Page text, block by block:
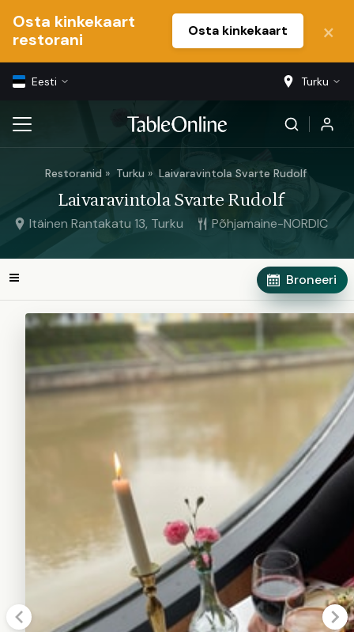
Osta kinkekaart
restorani
Osta kinkekaart
Eesti Turku
Restoranid Turku Laivaravintola Svarte Rudolf
Laivaravintola Svarte Rudolf
Itäinen Rantakatu 13, Turku Põhjamaine-NORDIC
Broneeri